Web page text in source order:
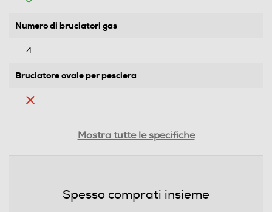
Numero di bruciatori gas
4
Bruciatore ovale per pesciera
Mostra tutte le specifiche
Spesso comprati insieme